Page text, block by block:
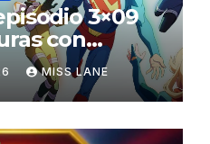
3×09
con
MISS LANE